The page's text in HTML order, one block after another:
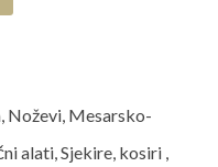
Noževi Mesarsko-
alati Sjekire, kosiri ,